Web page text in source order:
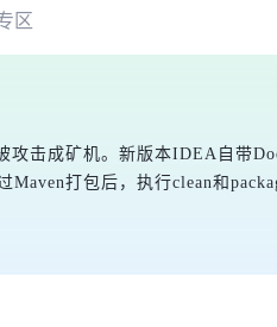
区
击成矿机。新版本IDEA自带
打包后，执行clean和